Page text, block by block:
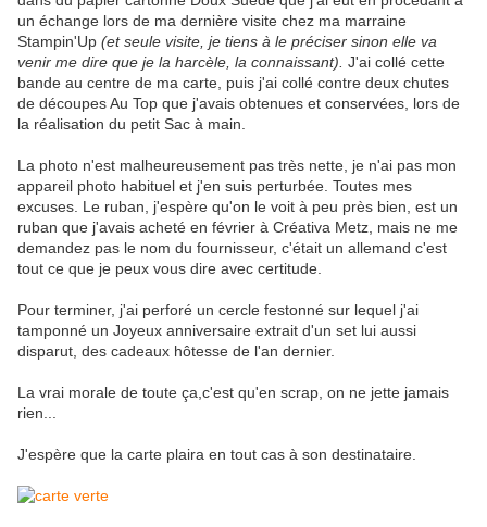
un échange lors de ma dernière visite chez ma marraine
Stampin'Up (et seule visite, je tiens à le préciser sinon elle va
venir me dire que je la harcèle, la connaissant). J'ai collé cette
bande au centre de ma carte, puis j'ai collé contre deux chutes
de découpes Au Top que j'avais obtenues et conservées, lors de
la réalisation du petit Sac à main.
La photo n'est malheureusement pas très nette, je n'ai pas mon
appareil photo habituel et j'en suis perturbée. Toutes mes
excuses. Le ruban, j'espère qu'on le voit à peu près bien, est un
ruban que j'avais acheté en février à Créativa Metz, mais ne me
demandez pas le nom du fournisseur, c'était un allemand c'est
tout ce que je peux vous dire avec certitude.
Pour terminer, j'ai perforé un cercle festonné sur lequel j'ai
tamponné un Joyeux anniversaire extrait d'un set lui aussi
disparut, des cadeaux hôtesse de l'an dernier.
La vrai morale de toute ça,c'est qu'en scrap, on ne jette jamais
rien...
J'espère que la carte plaira en tout cas à son destinataire.